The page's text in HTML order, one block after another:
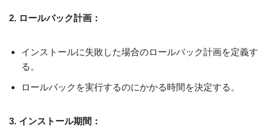
2. ロールバック計画：
インストールに失敗した場合のロールバック計画を定義す
る。
ロールバックを実行するのにかかる時間を決定する。
3. インストール期間：